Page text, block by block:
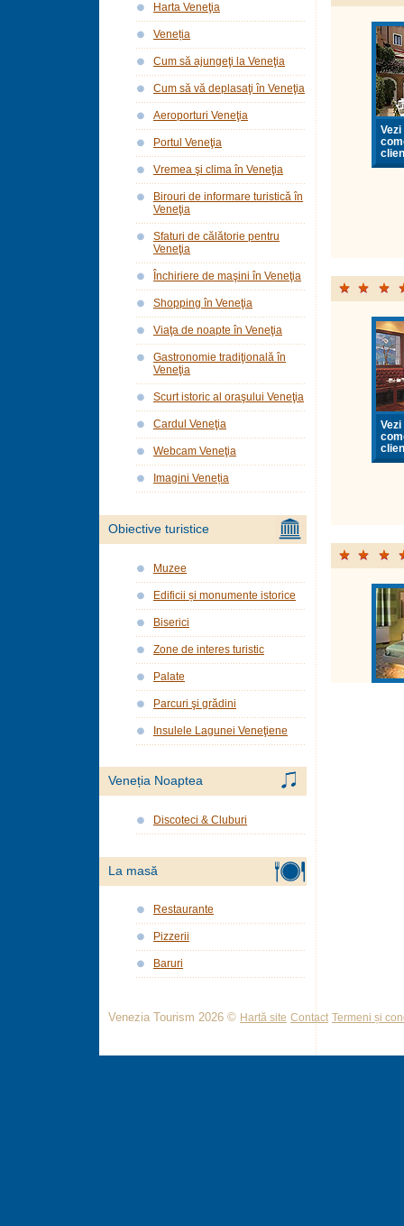
Harta Veneţia
Veneția
Cum să ajungeţi la Veneţia
Cum să vă deplasaţi în Veneţia
Aeroporturi Veneţia
Portul Veneţia
Vremea şi clima în Veneţia
Birouri de informare turistică în
Veneţia
Sfaturi de călătorie pentru
Veneţia
Închiriere de maşini în Veneţia
Shopping în Veneţia
Viaţa de noapte în Veneţia
Gastronomie tradiţională în
Veneţia
Scurt istoric al oraşului Veneţia
Cardul Veneţia
Webcam Veneţia
Imagini Veneția
Obiective turistice
Muzee
Edificii și monumente istorice
Biserici
Zone de interes turistic
Palate
Parcuri şi grădini
Insulele Lagunei Veneţiene
Veneția Noaptea
Discoteci & Cluburi
La masă
Restaurante
Pizzerii
Baruri
Venezia Tourism 2026 © Hartă site Contact Termeni și